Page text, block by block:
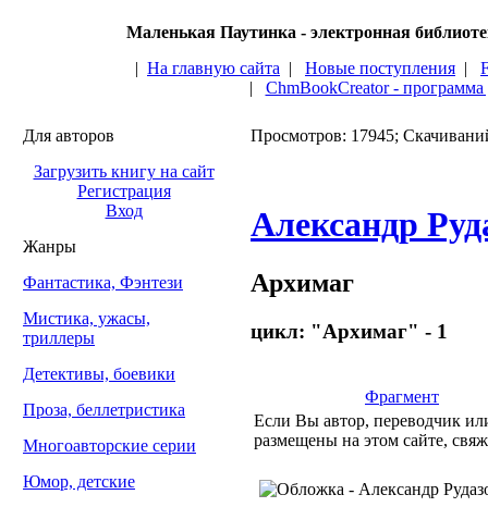
Маленькая Паутинка - электронная
| На главную сайта | Новые поступления |
| ChmBookCreator -
Для авторов
Загрузить книгу на сайт
Регистрация
Вход
Жанры
Фантастика, Фэнтези
Мистика, ужасы,
триллеры
Детективы, боевики
Проза, беллетристика
Многоавторские серии
Юмор, детские
Просмотров: 17945;
Александр
Архимаг
цикл: "Архимаг" - 1
Фрагмент
Если Вы автор, переводчик
размещены на этом сайте,